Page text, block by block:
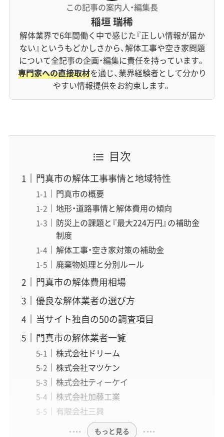
この記事の案内人・編集長
稲垣 瑞稀
解体業界で6年間働く中で感じた『正しい情報が届か
ない』というもどかしさから、解体工事や空き家問題
について全記事の企画・編集に責任を持っています。
専門家への直接取材を通じ、業界経験者として分かり
やすい情報提供をお約束します。
目次
門真市の解体工事事情と地域特性
門真市の概要
地形・道路事情と解体費用の傾向
防災上の課題と『最大224万円』の補助金
制度
解体工事・空き家対策の補助金
廃棄物処理と分別ルール
門真市の解体費用相場
優良な解体業者の選び方
当サイト独自の50の調査項目
門真市の解体業者一覧
株式会社ドリーム
株式会社マツケン
株式会社ティーケイ
株式会社加藤工業
有限会社三興
もっと見る